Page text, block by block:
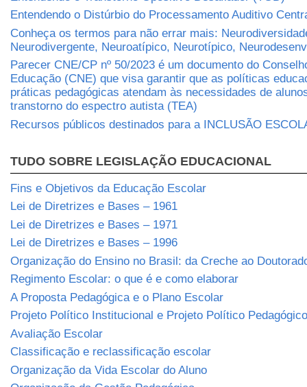
Entendendo o Distúrbio do Processamento Auditivo
Conheça os termos para não errar mais:
Neurodivergente, Neuroatípico, Neurotípico,
Parecer CNE/CP nº 50/2023 é um documento do
Educação (CNE) que visa garantir que as políticas
práticas pedagógicas atendam às necessidades de
transtorno do espectro autista (TEA)
Recursos públicos destinados para a INCLUSÃO
TUDO SOBRE LEGISLAÇÃO EDUCACIONAL
Fins e Objetivos da Educação Escolar
Lei de Diretrizes e Bases – 1961
Lei de Diretrizes e Bases – 1971
Lei de Diretrizes e Bases – 1996
Organização do Ensino no Brasil: da Creche ao
Regimento Escolar: o que é e como elaborar
A Proposta Pedagógica e o Plano Escolar
Projeto Político Institucional e Projeto Político Pedagógico
Avaliação Escolar
Classificação e reclassificação escolar
Organização da Vida Escolar do Aluno